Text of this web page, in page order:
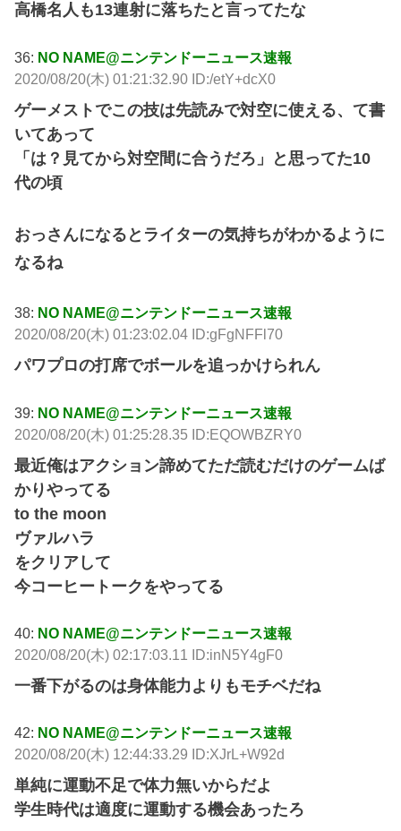
高橋名人も13連射に落ちたと言ってたな
36: NO NAME@ニンテンドーニュース速報
2020/08/20(木) 01:21:32.90 ID:/etY+dcX0
ゲーメストでこの技は先読みで対空に使える、て書
いてあって
「は？見てから対空間に合うだろ」と思ってた10
代の頃
おっさんになるとライターの気持ちがわかるように
なるね
38: NO NAME@ニンテンドーニュース速報
2020/08/20(木) 01:23:02.04 ID:gFgNFFl70
パワプロの打席でボールを追っかけられん
39: NO NAME@ニンテンドーニュース速報
2020/08/20(木) 01:25:28.35 ID:EQOWBZRY0
最近俺はアクション諦めてただ読むだけのゲームば
かりやってる
to the moon
ヴァルハラ
をクリアして
今コーヒートークをやってる
40: NO NAME@ニンテンドーニュース速報
2020/08/20(木) 02:17:03.11 ID:inN5Y4gF0
一番下がるのは身体能力よりもモチベだね
42: NO NAME@ニンテンドーニュース速報
2020/08/20(木) 12:44:33.29 ID:XJrL+W92d
単純に運動不足で体力無いからだよ
学生時代は適度に運動する機会あったろ